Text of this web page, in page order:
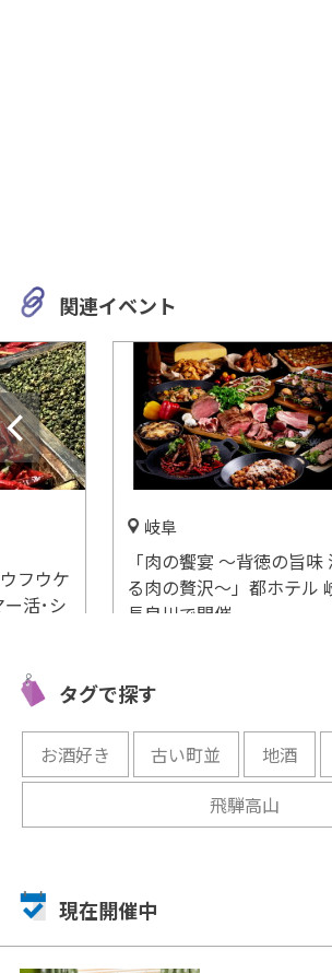
関連イベント
フウケ
活･シ
岐阜
「肉の饗宴 ～背徳の旨味
る肉の贅沢～」都ホテル
長良川で開催
タグで探す
お酒好き 古い町並 地酒
飛騨高山
現在開催中